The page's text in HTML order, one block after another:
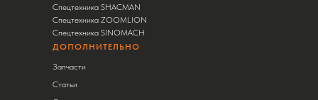
Спецтехника SHACMAN
Спецтехника ZOOMLION
Спецтехника SINOMACH
Запчасти
Статьи
ДОПОЛНИТЕЛЬНО